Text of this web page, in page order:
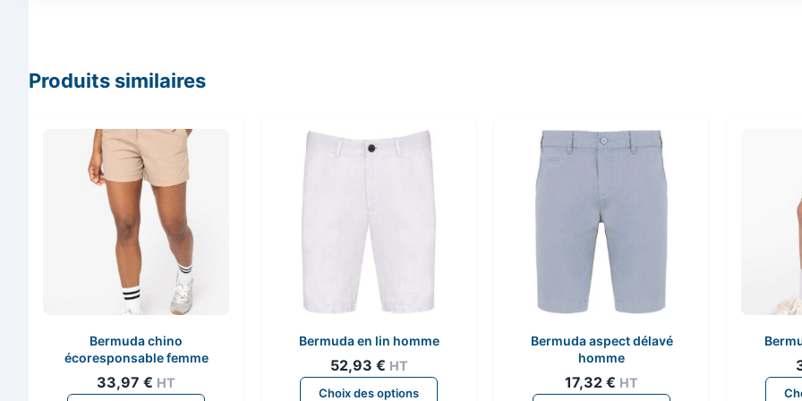
Produits similaires
Bermuda chino
écoresponsable femme
33,97 € HT
Bermuda en lin homme
52,93 € HT
Choix des options
Ce
Bermuda aspect délavé
homme
17,32 € HT